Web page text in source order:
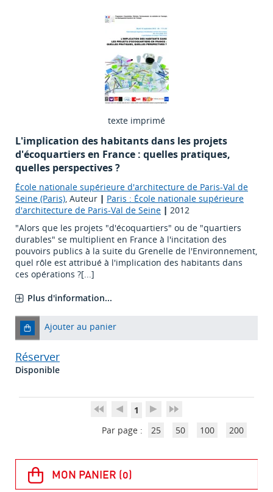
texte imprimé
L'implication des habitants dans les projets
d'écoquartiers en France : quelles pratiques,
quelles perspectives ?
École nationale supérieure d'architecture de Paris-Val de
Seine (Paris), Auteur | Paris : École nationale supérieure
d'architecture de Paris-Val de Seine | 2012
"Alors que les projets "d'écoquartiers" ou de "quartiers
durables" se multiplient en France à l'incitation des
pouvoirs publics à la suite du Grenelle de l'Environnement,
quel rôle est attribué à l'implication des habitants dans
ces opérations ?[...]
Plus d'information...
Ajouter au panier
Réserver
Disponible
1
Par page :
25 50 100 200